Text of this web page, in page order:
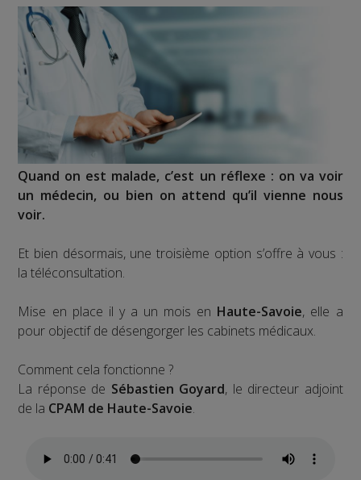
Quand on est malade, c’est un réflexe : on va voir
un médecin, ou bien on attend qu’il vienne nous
voir.
Et bien désormais, une troisième option s’offre à vous :
la téléconsultation.
Mise en place il y a un mois en Haute-Savoie, elle a
pour objectif de désengorger les cabinets médicaux.
Comment cela fonctionne ?
La réponse de Sébastien Goyard, le directeur adjoint
de la CPAM de Haute-Savoie.